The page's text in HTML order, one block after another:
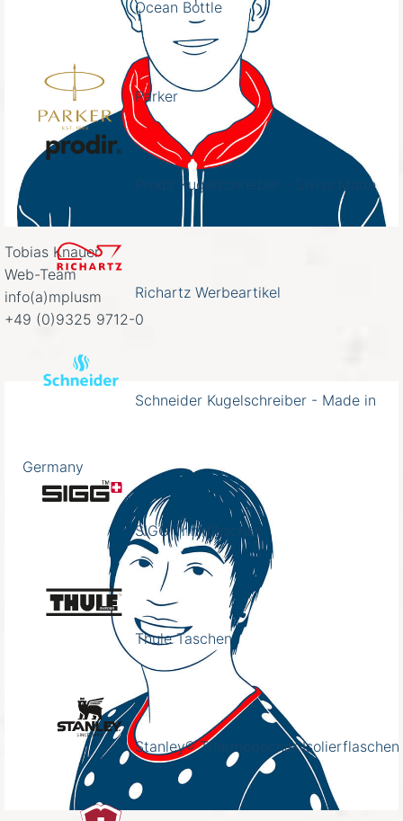
Ocean Bottle
Parker
Prodir Kugelschreiber - Swiss Made
Richartz Werbeartikel
Schneider Kugelschreiber - Made in
Germany
SIGG Trinkflaschen
Thule Taschen
Stanley® Thermobecher Isolierflaschen
Tobias Knauer
Web-Team
info(a)mplusm
+49 (0)9325 9712-0